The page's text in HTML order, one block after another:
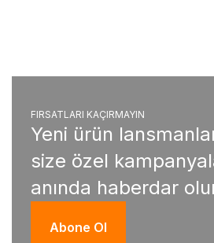
FIRSATLARI KAÇIRMAYIN
Yeni ürün
size özel
anında haberdar
Abone Ol